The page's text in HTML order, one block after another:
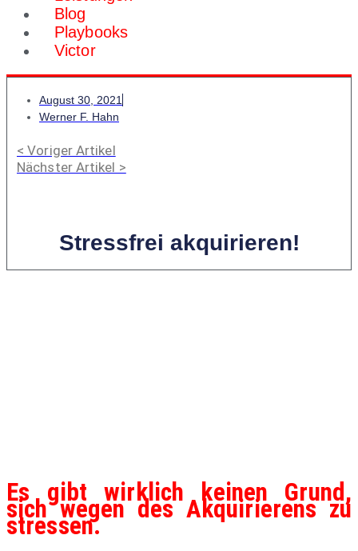
Blog
Playbooks
Victor
August 30, 2021
Werner F. Hahn
< Voriger Artikel
Nächster Artikel >
Stressfrei akquirieren!
Es gibt wirklich keinen Grund,
sich wegen des Akquirierens zu
stressen.